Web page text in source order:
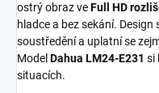
ostrý obraz veFull HD
hladce a bez sekání.
soustředění a uplatní se
Model Dahua LM24-E231 si
situacích.